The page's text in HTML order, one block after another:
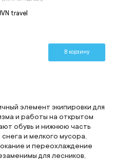
travel
В корзину
элемент экипировки для
и работы на открытом
обувь и нижнюю часть
и мелкого мусора,
и переохлаждение
для лесников,